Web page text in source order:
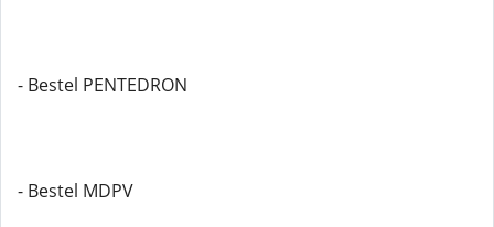
- Bestel PENTEDRON
- Bestel MDPV